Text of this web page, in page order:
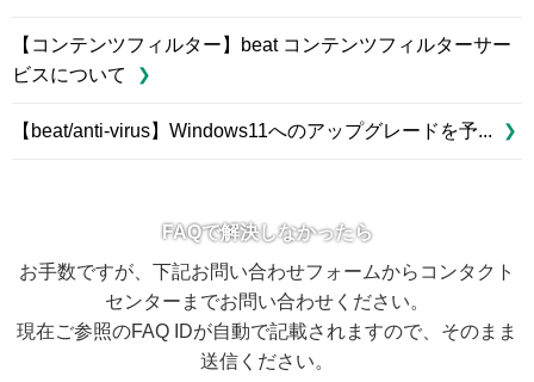
【コンテンツフィルター】beat コンテンツフィルターサー
ビスについて
【beat/anti-virus】Windows11へのアップグレードを予...
FAQで解決しなかったら
お手数ですが、下記お問い合わせフォームからコンタクト
センターまでお問い合わせください。
現在ご参照のFAQ IDが自動で記載されますので、そのまま
送信ください。